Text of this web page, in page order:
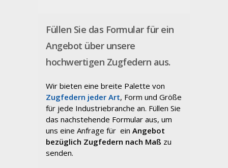
Füllen Sie das Formular für ein
Angebot über unsere
hochwertigen Zugfedern aus.
Wir bieten eine breite Palette von
Zugfedern jeder Art, Form und Größe
für jede Industriebranche an. Füllen Sie
das nachstehende Formular aus, um
uns eine Anfrage für ein Angebot
bezüglich Zugfedern nach Maß zu
senden.